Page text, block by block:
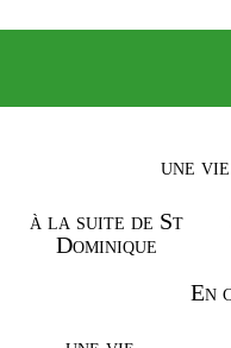
une
à la suite de St
Dominique
En
accueil